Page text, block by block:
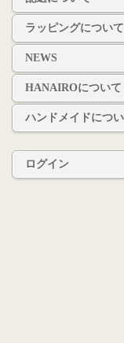
ラッピングについて
NEWS
HANAIROについて
ハンドメイドにつ
ログイン